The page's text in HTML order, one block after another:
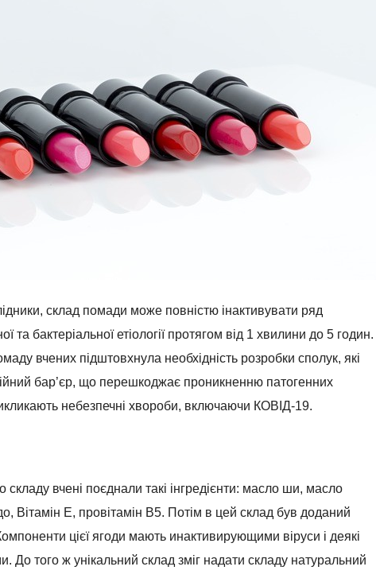
склад помади може повністю інактивувати ряд
та бактеріальної етіології протягом від 1 хвилини до 5 годин.
вчених підштовхнула необхідність розробки сполук, які
бар’єр, що перешкоджає проникненню патогенних
небезпечні хвороби, включаючи КОВІД-19.
складу вчені поєднали такі інгредієнти: масло ши, масло
Вітамін Е, провітамін В5. Потім в цей склад був доданий
цієї ягоди мають инактивирующими віруси і деякі
До того ж унікальний склад зміг надати складу натуральний